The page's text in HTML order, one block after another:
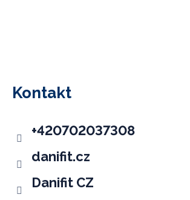
Kontakt
Danifit CZ
danifit.cz
+420702037308